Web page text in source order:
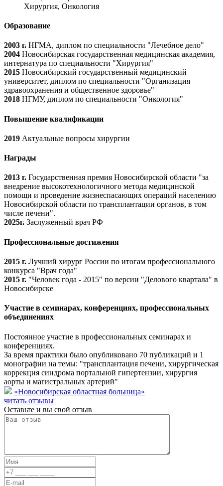
Хирургия, Онкология
Образование
2003 г. НГМА, диплом по специальности "Лечебное дело"
2004 Новосибирская государственная медицинская академия,
интернатура по специальности "Хирургия"
2015 Новосибирский государственный медицинский
университет, диплом по специальности "Организация
здравоохранения и общественное здоровье"
2018 НГМУ, диплом по специальности "Онкология"
Повышение квалификации
2019 Актуальные вопросы хирургии
Награды
2013 г. Государственная премия Новосибирской области "за
внедрение высокотехнологичного метода медицинской
помощи и проведение жизнеспасающих операций населению
Новосибирской области по трансплантации органов, в том
числе печени".
2025г. Заслуженный врач РФ
Профессиональные достижения
2015 г. Лучший хирург России по итогам профессионального
конкурса "Врач года"
2015 г. "Человек года - 2015" по версии "Делового квартала" в
Новосибирске
Участие в семинарах, конференциях, профессиональных
объединениях
Постоянное участие в профессиональных семинарах и
конференциях.
За время практики было опубликовано 70 публикаций и 1
монографии на темы: "трансплантация печени, хирургическая
коррекция синдрома портальной гипертензии, хирургия
аорты и магистральных артерий"
«Новосибирская областная больница»
читать отзывы
Оставьте и вы свой отзыв